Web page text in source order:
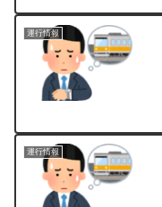
運行情報
運行情報